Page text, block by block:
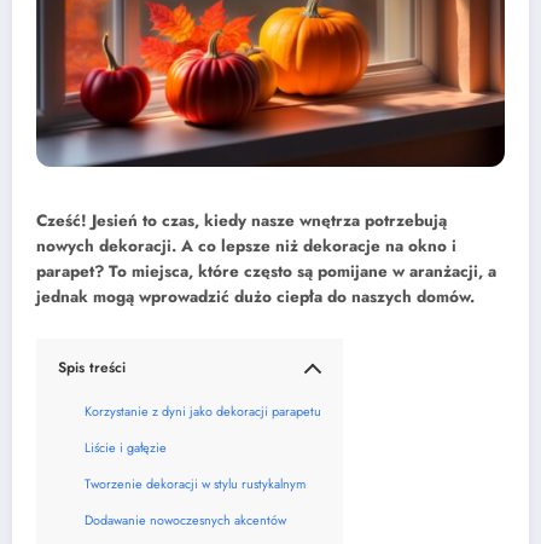
Cześć! Jesień to czas, kiedy nasze wnętrza potrzebują
nowych dekoracji. A co lepsze niż dekoracje na okno i
parapet? To miejsca, które często są pomijane w aranżacji, a
jednak mogą wprowadzić dużo ciepła do naszych domów.
Spis treści
Korzystanie z dyni jako dekoracji parapetu
Liście i gałęzie
Tworzenie dekoracji w stylu rustykalnym
Dodawanie nowoczesnych akcentów